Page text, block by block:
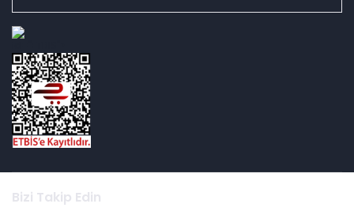
Bizi Takip Edin